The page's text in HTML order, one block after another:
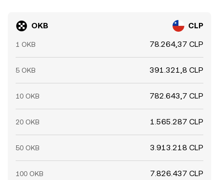
OKB CLP
1 OKB 78.264,37 CLP
5 OKB 391.321,8 CLP
10 OKB 782.643,7 CLP
20 OKB 1.565.287 CLP
50 OKB 3.913.218 CLP
100 OKB 7.826.437 CLP